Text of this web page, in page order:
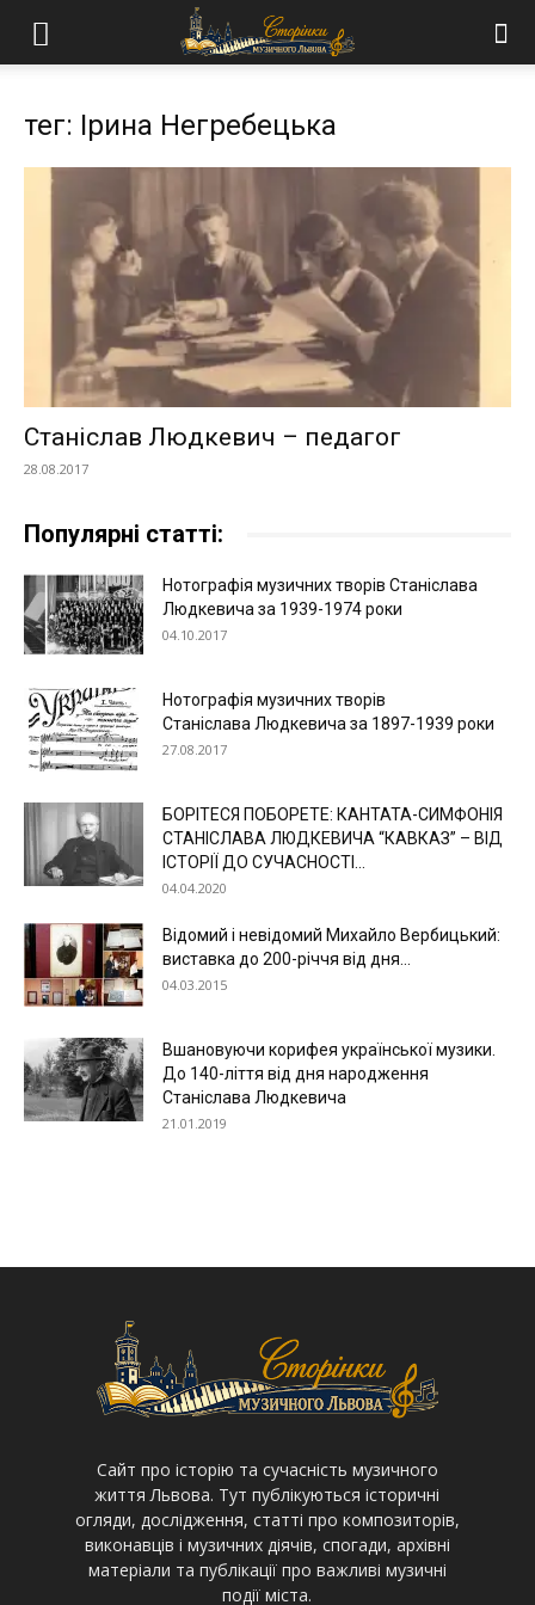
тег: Ірина Негребецька
Станіслав Людкевич – педагог
28.08.2017
Популярні статті:
Нотографія музичних творів Станіслава
Людкевича за 1939-1974 роки
04.10.2017
Нотографія музичних творів
Станіслава Людкевича за 1897-1939 роки
27.08.2017
БОРІТЕСЯ ПОБОРЕТЕ: КАНТАТА-СИМФОНІЯ
СТАНІСЛАВА ЛЮДКЕВИЧА “КАВКАЗ” – ВІД
ІСТОРІЇ ДО СУЧАСНОСТІ...
04.04.2020
Відомий і невідомий Михайло Вербицький:
виставка до 200-річчя від дня...
04.03.2015
Вшановуючи корифея української музики.
До 140-ліття від дня народження
Станіслава Людкевича
21.01.2019
Cайт про історію та сучасність музичного
життя Львова. Тут публікуються історичні
огляди, дослідження, статті про композиторів,
виконавців і музичних діячів, спогади, архівні
матеріали та публікації про важливі музичні
події міста.